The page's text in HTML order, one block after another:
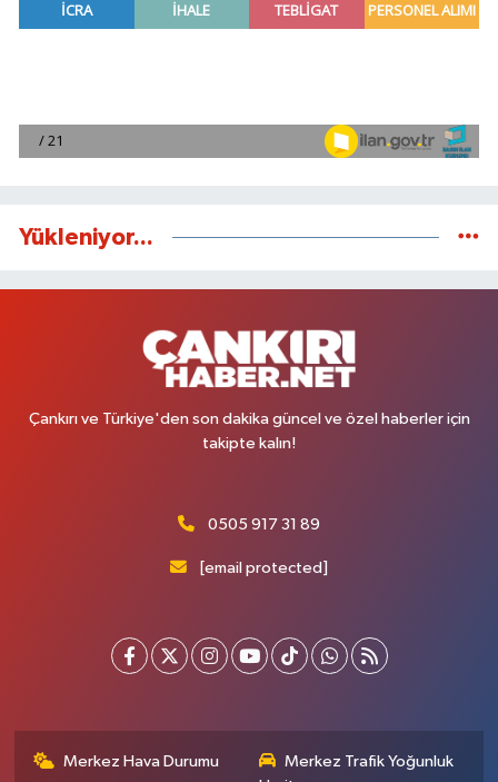
Yükleniyor...
Çankırı ve Türkiye'den son dakika güncel ve özel haberler için
takipte kalın!
0505 917 31 89
[email protected]
Merkez Hava Durumu
Merkez Trafik Yoğunluk